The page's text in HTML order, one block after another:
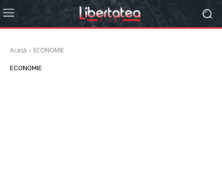
Acasă ECONOMIE
ECONOMIE